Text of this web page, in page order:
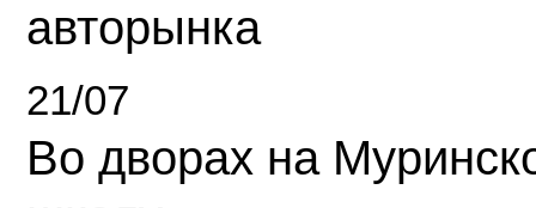
авторынка
21/07
Во дворах на